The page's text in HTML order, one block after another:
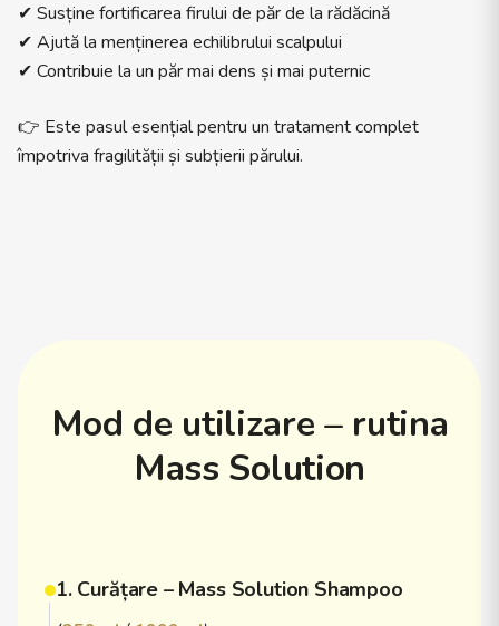
✔ Susține fortificarea firului de păr de la rădăcină
✔ Ajută la menținerea echilibrului scalpului
✔ Contribuie la un păr mai dens și mai puternic
👉 Este pasul esențial pentru un tratament complet
împotriva fragilității și subțierii părului.
Mod de utilizare – rutina
Mass Solution
1. Curățare – Mass Solution Shampoo